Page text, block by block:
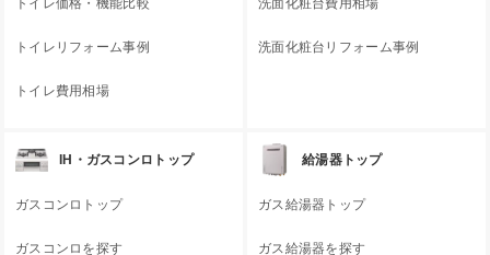
トイレ価格・機能比較
トイレリフォーム事例
トイレ費用相場
洗面化粧台費用相場
洗面化粧台リフォーム事例
IH・ガスコンロトップ
ガスコンロトップ
ガスコンロを探す
給湯器トップ
ガス給湯器トップ
ガス給湯器を探す